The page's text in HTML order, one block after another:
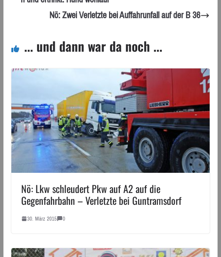
Nö: Zwei Verletzte bei Auffahrunfall auf der B 36
... und dann war da noch ...
Nö: Lkw schleudert Pkw auf A2 auf die
Gegenfahrbahn – Verletzte bei Guntramsdorf
30. März 2015 0